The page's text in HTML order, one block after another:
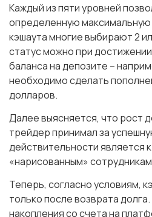
Каждый из пяти уровней
определенную максимальную
кэшаута многие выбирают 2
статус можно при
баланса на депозите –
необходимо сделать
долларов.
Далее выясняется, что рост
трейдер принимал за
действительности является
«нарисованным»
Теперь, согласно условиям,
только после возврата
накопления со счета на